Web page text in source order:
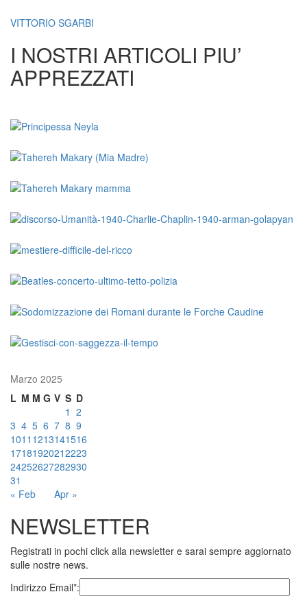
VITTORIO SGARBI
I NOSTRI ARTICOLI PIU’
APPREZZATI
Marzo 2025
L M M G V S D
« Feb Apr »
1 2
3 4 5 6 7 8 9
1011 1213141516
17181920212223
24252627282930
31
NEWSLETTER
Registrati in pochi click alla newsletter e sarai sempre aggiornato
sulle nostre news.
Indirizzo Email*: